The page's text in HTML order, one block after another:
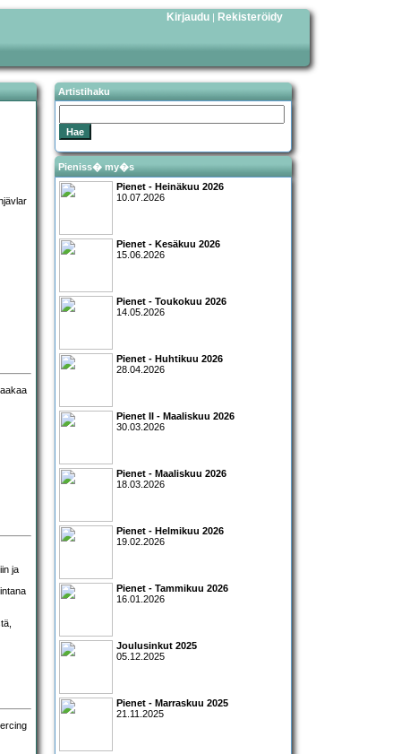
Kirjaudu | Rekisteröidy
ja
Artistihaku
Pieniss� my�s
Pienet - Heinäkuu 2026
10.07.2026
Pienet - Kesäkuu 2026
15.06.2026
Pienet - Toukokuu 2026
14.05.2026
Pienet - Huhtikuu 2026
28.04.2026
Pienet II - Maaliskuu 2026
30.03.2026
Pienet - Maaliskuu 2026
18.03.2026
Pienet - Helmikuu 2026
19.02.2026
Pienet - Tammikuu 2026
16.01.2026
Joulusinkut 2025
05.12.2025
Pienet - Marraskuu 2025
21.11.2025